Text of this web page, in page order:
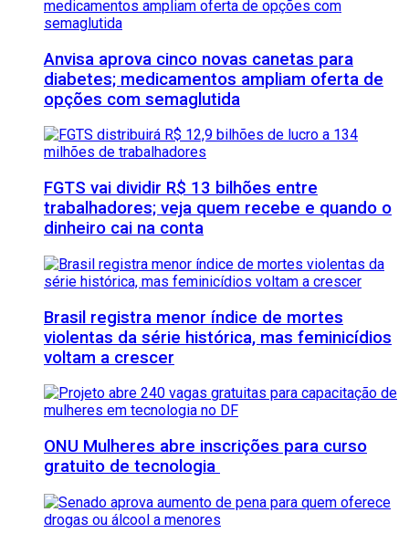
Anvisa aprova cinco novas canetas para
diabetes; medicamentos ampliam oferta de
opções com semaglutida
FGTS vai dividir R$ 13 bilhões entre
trabalhadores; veja quem recebe e quando o
dinheiro cai na conta
Brasil registra menor índice de mortes
violentas da série histórica, mas feminicídios
voltam a crescer
ONU Mulheres abre inscrições para curso
gratuito de tecnologia